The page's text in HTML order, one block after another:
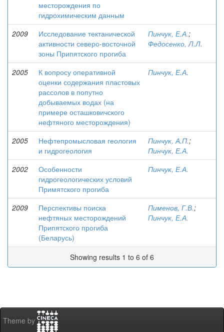
месторождения по
гидрохимическим данным
2009
Исследование тектанической
активности северо-восточной
зоны Припятского прогиба
Пинчук, Е.А.;
Федосенко, Л.Л.
2005
К вопросу оперативной
оценки содержания пластовых
рассолов в попутно
добываемых водах (на
примере осташковичского
нефтяного месторождения)
Пинчук, Е.А.
2005
Нефтепромысловая геология
и гидрогеология
Пинчук, А.П.;
Пинчук, Е.А.
2002
Особенности
гидрогеологических условий
Примятского прогиба
Пинчук, Е.А.
2009
Перспективы поиска
нефтяных месторождений
Припятского прогиба
(Беларусь)
Пименов, Г.В.;
Пинчук, Е.А.
Showing results 1 to 6 of 6
Theme by